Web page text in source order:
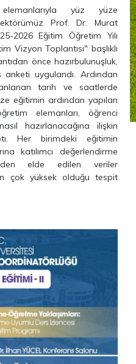
yüz yüze
Prof. Dr. Murat
2026 Eğitim Öğretim Yılı
Vizyon Toplantısı" başlıklı
önce hazırbulunuşluk,
anketi uygulandı. Ardından
tarih ve saatlerde
eğitimin ardından yapılan
elemanları, öğrenci
hazırlanacağına ilişkin
Her birimdeki eğitimin
katılımcı değerlendirme
elde edilen veriler
çok yüksek olduğu tespit